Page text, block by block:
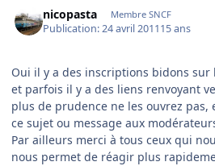
nicopasta Membre SNCF
Publication:24 avril 201115 ans
Oui il y a des inscriptions bidons sur
et parfois il y a des liens renvoyant
plus de prudence ne les ouvrez pas,
ce sujet ou message aux
Par ailleurs merci à tous ceux qui
nous permet de réagir plus